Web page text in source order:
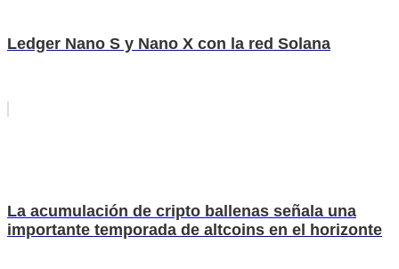
Ledger Nano S y Nano X con la red Solana
La acumulación de cripto ballenas señala una
importante temporada de altcoins en el horizonte